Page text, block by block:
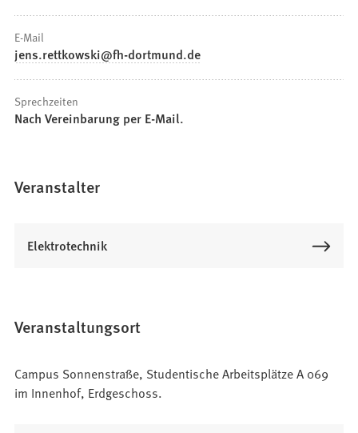
E-Mail
jens.rettkowski fh-dortmund de
Sprechzeiten
Nach Vereinbarung per E-Mail.
Veranstalter
Elektrotechnik
Veranstaltungsort
Campus Sonnenstraße, Studentische Arbeitsplätze A 069
im Innenhof, Erdgeschoss.